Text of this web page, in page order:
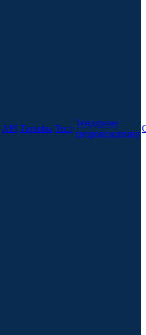
API Тарифы Тест
Тендерное
сопровождение